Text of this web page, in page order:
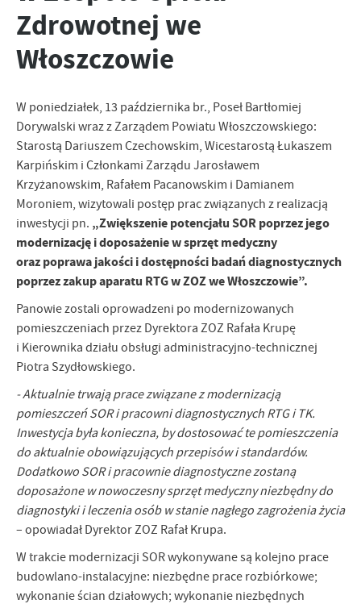
Zdrowotnej we
Włoszczowie
W poniedziałek, 13 października br., Poseł Bartłomiej
Dorywalski wraz z Zarządem Powiatu Włoszczowskiego:
Starostą Dariuszem Czechowskim, Wicestarostą Łukaszem
Karpińskim i Członkami Zarządu Jarosławem
Krzyżanowskim, Rafałem Pacanowskim i Damianem
Moroniem, wizytowali postęp prac związanych z realizacją
inwestycji pn. „Zwiększenie potencjału SOR poprzez jego
modernizację i doposażenie w sprzęt medyczny
oraz poprawa jakości i dostępności badań diagnostycznych
poprzez zakup aparatu RTG w ZOZ we Włoszczowie”.
Panowie zostali oprowadzeni po modernizowanych
pomieszczeniach przez Dyrektora ZOZ Rafała Krupę
i Kierownika działu obsługi administracyjno-technicznej
Piotra Szydłowskiego.
- Aktualnie trwają prace związane z modernizacją
pomieszczeń SOR i pracowni diagnostycznych RTG i TK.
Inwestycja była konieczna, by dostosować te pomieszczenia
do aktualnie obowiązujących przepisów i standardów.
Dodatkowo SOR i pracownie diagnostyczne zostaną
doposażone w nowoczesny sprzęt medyczny niezbędny do
diagnostyki i leczenia osób w stanie nagłego zagrożenia życia
– opowiadał Dyrektor ZOZ Rafał Krupa.
W trakcie modernizacji SOR wykonywane są kolejno prace
budowlano-instalacyjne: niezbędne prace rozbiórkowe;
wykonanie ścian działowych; wykonanie niezbędnych
Zapoznaj się zPOLITYKĄ PRYWATNOŚCI I PLIKÓW COOKIES
Tego typu pliki cookies umożliwiają stronie internetowej
zapamiętanie wprowadzonych przez Ciebie ustawień oraz
personalizację określonych funkcjonalności czy prezentowanych
treści.
jej do Twoich indywidualnych preferencji. Wyrażenie zgody na
funkcjonalne i personalizacyjne pliki cookies gwarantuje
dostępność większej ilości funkcji na stronie.
Analityczne
Analityczne pliki cookies pomagają nam rozwijać się i
dostosowywać do Twoich potrzeb.
Cookies analityczne pozwalają na uzyskanie informacji w zakresie
wykorzystywania witryny internetowej, miejsca oraz częstotliwości,
z jaką odwiedzane są nasze serwisy www. Dane pozwalają nam na
ocenę naszych serwisów internetowych pod względem ich
popularności wśród użytkowników. Zgromadzone informacje są
przetwarzane w formie zanonimizowanej. Wyrażenie zgody na
funkcjonalności.
Więcej
Reklamowe
Dzięki reklamowym plikom cookies prezentujemy Ci najciekawsze
informacje i aktualności na stronach naszych partnerów.
Promocyjne pliki cookies służą do prezentowania Ci naszych
komunikatów na podstawie analizy Twoich upodobań oraz Twoich
zwyczajów dotyczących przeglądanej witryny internetowej. Treści
promocyjne mogą pojawić się na stronach podmiotów trzecich lub
firm będących naszymi partnerami oraz innych dostawców usług.
Firmy te działają w charakterze pośredników prezentujących nasze
treści w postaci wiadomości, ofert, komunikatów mediów
społecznościowych.